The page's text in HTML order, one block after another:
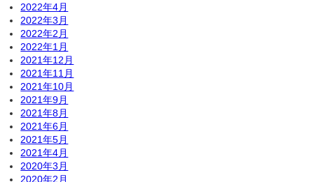
2022年4月
2022年3月
2022年2月
2022年1月
2021年12月
2021年11月
2021年10月
2021年9月
2021年8月
2021年6月
2021年5月
2021年4月
2020年3月
2020年2月